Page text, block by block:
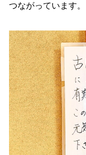
つながっています。